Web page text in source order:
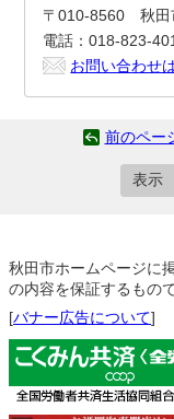
〒010-8560 秋田
電話：018-823-
お問い合わせ
前のペー
表示
秋田市ホームページに
の内容を保証するもの
[バナー広告について]